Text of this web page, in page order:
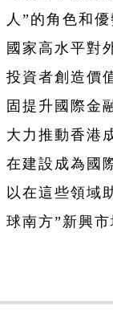
人”的角色和
國家高水平對
投資者創造價
固提升國際金
大力推動香港
在建設成為國
以在這些領域
球南方”新興